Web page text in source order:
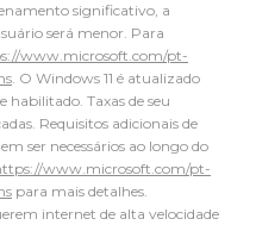
significativo, a
será menor. Para
www.microsoft.com/pt-
. O Windows 11 é atualizado
Taxas de seu
Requisitos adicionais de
ser necessários ao longo do
www.microsoft.com/pt-
para mais detalhes.
internet de alta velocidade